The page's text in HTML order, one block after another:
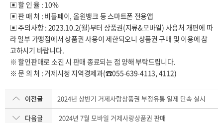
▣ 할 인 율 : 10%
▣ 판 매 처 : 비플페이, 올원뱅크 등 스마트폰 전용앱
▣ 주의사항 : 2023.10.2(월)부터 상품권(지류&모바일) 사용처 개편에 따
라 일부 가맹점에서 상품권 사용이 제한되오니 상품권 구매 및 이용에 참
고하시기 바랍니다.
※ 할인판매로 소진 시 판매 종료되는 점 양해 부탁드립니다.
※ 문 의 처 : 거제시청 지역경제과(☎055-639-4113, 4112)
이전글 2024년 상반기 거제사랑상품권 부정유통 일제 단속 실시
다음글 2024년 7월 모바일 거제사랑상품권 판매